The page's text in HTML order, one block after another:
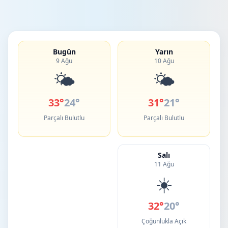
Bugün
9 Ağu
🌤️
33°24°
Parçalı Bulutlu
Yarın
10 Ağu
🌤️
31°21°
Parçalı Bulutlu
Salı
11 Ağu
☀️
32°20°
Çoğunlukla Açık